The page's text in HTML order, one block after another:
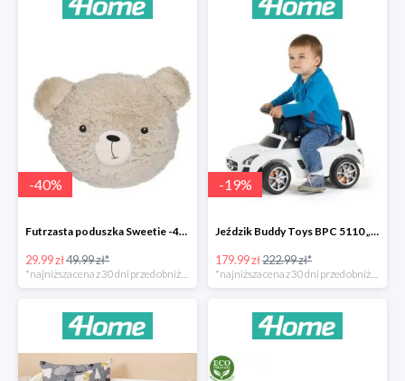
-40%
Futrzasta poduszka Sweetie -40%
29.99 zł49.99 zł*
*najniższa cena z 30 dni przed obniżką
-19%
Jeździk Buddy Toys BPC 5110 „Mercedes Benz SLS” -20%
179.99 zł222.99 zł*
*najniższa cena z 30 dni przed obniżką